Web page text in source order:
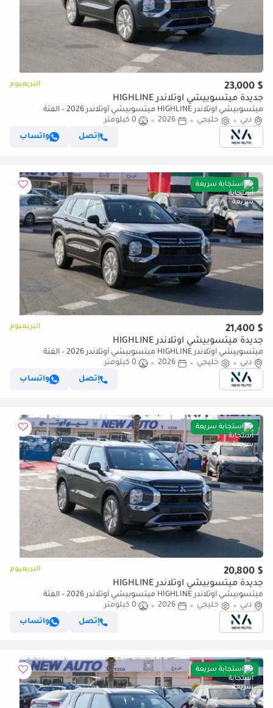
$ 23,000 البريميوم
جديدة ميتسوبيشي آوتلاندر HIGHLINE
ميتسوبيشي آوتلاندر HIGHLINE ميتسوبيشي أوتلاندر 2026 – الفئة
المتوسطة (G05) 2.5 لتر | SUV بسبعة مقاعد | مواصفات الخليج | (للتصدير
فقط)
دبي خليجي 2026
0 كيلومتر
إتصل
واتساب
استجابة سريعة
$ 21,400 البريميوم
جديدة ميتسوبيشي آوتلاندر HIGHLINE
ميتسوبيشي آوتلاندر HIGHLINE ميتسوبيشي أوتلاندر 2026 – الفئة
المتوسطة (G12) 2.5 لتر | SUV بسبعة مقاعد | مواصفات الخليج | (للتصدير
فقط)
دبي خليجي 2026
0 كيلومتر
إتصل
واتساب
استجابة سريعة
$ 20,800 البريميوم
جديدة ميتسوبيشي آوتلاندر HIGHLINE
ميتسوبيشي آوتلاندر HIGHLINE ميتسوبيشي أوتلاندر 2026 – الفئة
المتوسطة (G12) 2.5 لتر | SUV بسبعة مقاعد | مواصفات الخليج | (للتصدير
فقط)
دبي خليجي 2026
0 كيلومتر
إتصل
واتساب
استجابة سريعة